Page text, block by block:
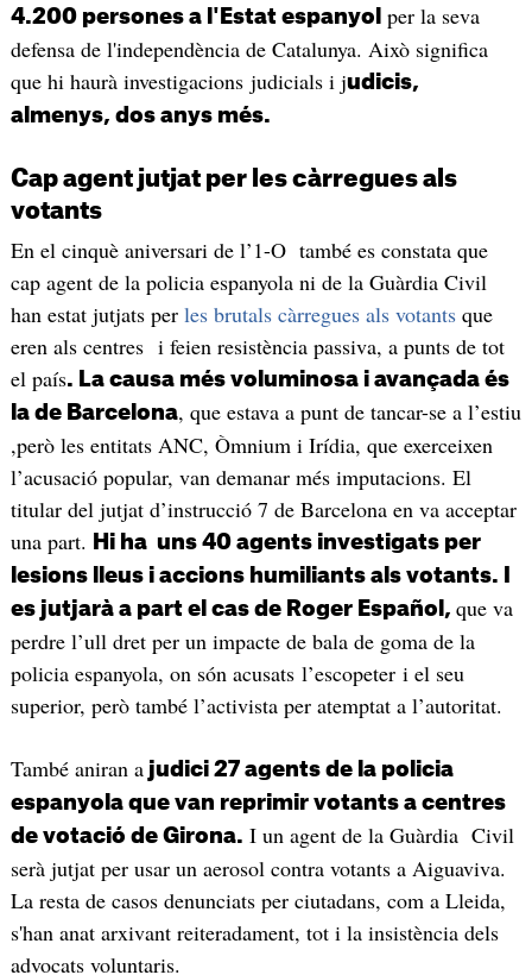
4.200 persones a l'Estat espanyol per la seva
defensa de l'independència de Catalunya. Això significa
que hi haurà investigacions judicials i judicis,
almenys, dos anys més.
Cap agent jutjat per les càrregues als
votants
En el cinquè aniversari de l’1-O també es constata que
cap agent de la policia espanyola ni de la Guàrdia Civil
han estat jutjats per les brutals càrregues als votants que
eren als centres i feien resistència passiva, a punts de tot
el país. La causa més voluminosa i avançada és
la de Barcelona, que estava a punt de tancar-se a l’estiu
,però les entitats ANC, Òmnium i Irídia, que exerceixen
l’acusació popular, van demanar més imputacions. El
titular del jutjat d’instrucció 7 de Barcelona en va acceptar
una part.
Hi ha uns 40 agents investigats per
lesions lleus i accions humiliants als votants. I
es jutjarà a part el cas de Roger Español, que va
perdre l’ull dret per un impacte de bala de goma de la
policia espanyola, on són acusats l’escopeter i el seu
superior, però també l’activista per atemptat a l’autoritat.
També aniran ajudici 27 agents de la policia
espanyola que van reprimir votants a centres
de votació de Girona. I un agent de la Guàrdia Civil
serà jutjat per usar un aerosol contra votants a Aiguaviva.
La resta de casos denunciats per ciutadans, com a Lleida,
s'han anat arxivant reiteradament, tot i la insistència dels
advocats voluntaris.